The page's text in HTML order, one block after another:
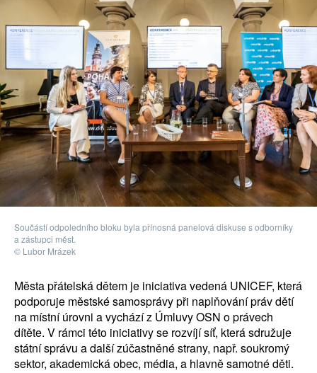
Součástí odpoledního bloku byla přínosná panelová diskuse s odborníky
a zástupci měst.
© Lubor Mrázek
Města přátelská dětem je iniciativa vedená UNICEF, která
podporuje městské samosprávy při naplňování práv dětí
na místní úrovni a vychází z Úmluvy OSN o právech
dítěte. V rámci této iniciativy se rozvíjí síť, která sdružuje
státní správu a další zúčastněné strany, např. soukromý
sektor, akademická obec, média, a hlavně samotné děti.